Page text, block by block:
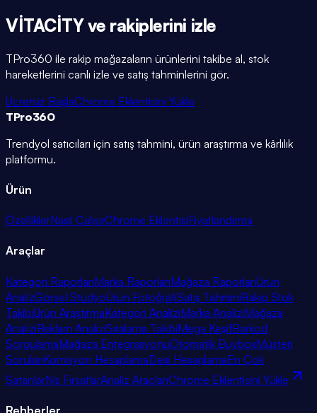
VİTACİTYve rakiplerini izle
TPro360 ile rakip mağazaların ürünlerini takibe al, stok
hareketlerini canlı izle ve satış tahminlerini gör.
Ücretsiz BaşlaChrome Eklentisini Yükle
TPro360
Trendyol satıcıları için satış tahmini, ürün araştırma ve kârlılık
platformu.
Ürün
ÖzelliklerNasıl ÇalışırChrome EklentisiFiyatlandırma
Araçlar
Kategori RaporlarıMarka RaporlarıMağaza RaporlarıÜrün
AnalizGörsel StüdyoÜrün FotoğrafıSatış TahminiRakip Stok
TakibiÜrün AraştırmaKategori AnaliziMarka AnaliziMağaza
AnaliziReklam AnaliziSıralama TakibiMega KeşifBarkod
SorgulamaMağaza EntegrasyonuOtomatik BuyboxMüşteri
SorularıKomisyon HesaplamaDesi HesaplamaEn Çok
SatanlarNiş FırsatlarAnaliz AraçlarıChrome Eklentisini Yükle